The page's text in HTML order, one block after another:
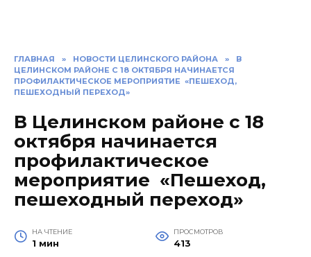
ГЛАВНАЯ » НОВОСТИ ЦЕЛИНСКОГО РАЙОНА »
В
ЦЕЛИНСКОМ РАЙОНЕ С 18 ОКТЯБРЯ НАЧИНАЕТСЯ
ПРОФИЛАКТИЧЕСКОЕ МЕРОПРИЯТИЕ «ПЕШЕХОД,
ПЕШЕХОДНЫЙ ПЕРЕХОД»
В Целинском районе с 18
октября начинается
профилактическое
мероприятие «Пешеход,
пешеходный переход»
НА ЧТЕНИЕ
1 мин
ПРОСМОТРОВ
413